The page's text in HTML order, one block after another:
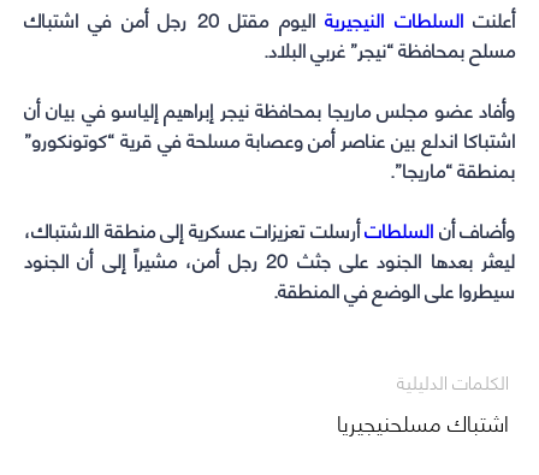
أعلنتالسلطات النيجيرية
اليوم مقتل 20 رجل أمن في اشتباك
مسلح بمحافظة “نيجر” غربي البلاد.
وأفاد عضو مجلس ماريجا بمحافظة نيجر إبراهيم إلياسو في بيان أن
اشتباكا اندلع بين عناصر أمن وعصابة مسلحة في قرية “كوتونكورو”
بمنطقة “ماريجا”.
وأضاف أنالسلطاتأرسلت تعزيزات عسكرية إلى منطقة الاشتباك،
ليعثر بعدها الجنود على جثث 20 رجل أمن، مشيراً إلى أن الجنود
سيطروا على الوضع في المنطقة.
(Opens
window)
(Opens
window)
(Opens
window)
(Opens
window)
الكلمات الدليلية
اشتباك مسلحنيجيريا